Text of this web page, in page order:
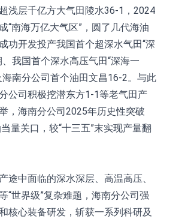
浅层千亿方大气田陵水36-1，2024
“南海万亿大气区”，圆了几代海油
功开发投产我国首个超深水气田“深
我国首个深水高压气田“深海一
海南分公司首个油田文昌16-2。与此
公司积极挖潜东方1-1等老气田产
，海南分公司2025年历史性突破
量关口，较“十三五”末实现产量翻
途中面临的深水深层、高温高压、
“世界级”复杂难题，海南分公司强
核心装备研发，斩获一系列科研及